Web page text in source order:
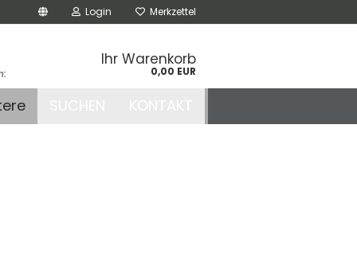
Login Merkzettel
Ihr Warenkorb
0,00 EUR